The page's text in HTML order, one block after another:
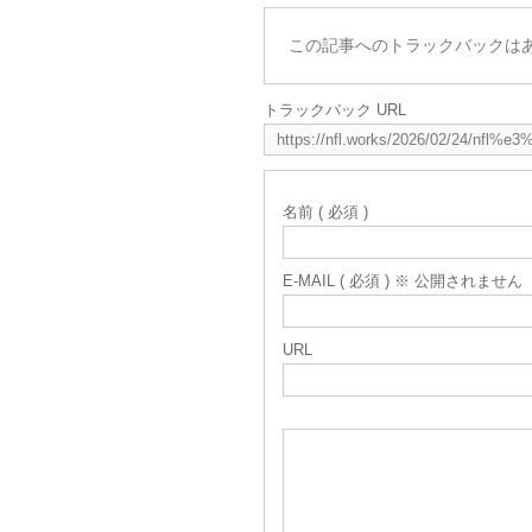
この記事へのトラックバックは
トラックバック URL
名前 ( 必須 )
E-MAIL ( 必須 ) ※ 公開されません
URL